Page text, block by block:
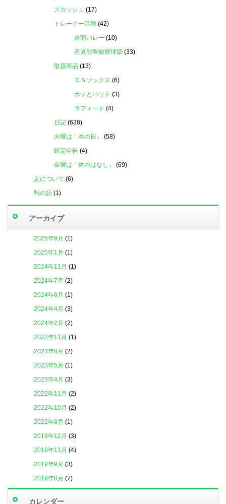
スカッシュ (17)
トレーナー活動 (42)
倉商バレー (10)
石見智翠館野球部 (33)
取扱商品 (13)
ＣＳソックス (6)
ホッとパット (3)
ラフィート (4)
日記 (638)
火曜は「本の日」
(58)
確定申告 (4)
金曜は「体のはなし」
(69)
足について (6)
靴の話 (1)
アーカイブ
2025年9月 (1)
2025年1月 (1)
2024年11月 (1)
2024年7月 (2)
2024年6月 (1)
2024年4月 (3)
2024年2月 (2)
2023年11月 (1)
2023年8月 (2)
2023年5月 (1)
2023年4月 (3)
2022年11月 (2)
2022年10月 (2)
2022年8月 (1)
2019年12月 (3)
2019年11月 (4)
2019年9月 (3)
2019年8月 (7)
カレンダー